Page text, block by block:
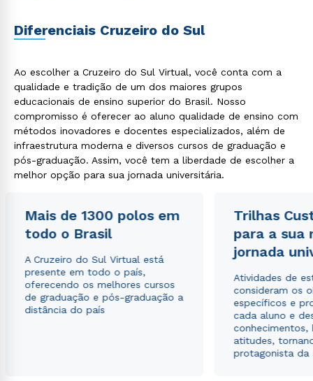
Diferenciais Cruzeiro do Sul
Ao escolher a Cruzeiro do Sul Virtual, você conta com a
qualidade e tradição de um dos maiores grupos
educacionais de ensino superior do Brasil. Nosso
compromisso é oferecer ao aluno qualidade de ensino com
métodos inovadores e docentes especializados, além de
infraestrutura moderna e diversos cursos de graduação e
pós-graduação. Assim, você tem a liberdade de escolher a
melhor opção para sua jornada universitária.
Mais de 1300 polos em
todo o Brasil
A Cruzeiro do Sul Virtual está
presente em todo o país,
oferecendo os melhores cursos
de graduação e pós-graduação a
distância do país
Trilhas
para a sua
jornada
Atividades de
consideram os
específicos e
cada aluno e
conhecimentos,
atitudes,
protagonista da